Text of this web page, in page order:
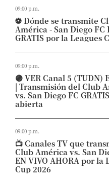
09:00 p.m.
⚽ Dónde se transmite
América - San Diego FC
GRATIS por la Leagues
09:00 p.m.
🟣 VER Canal 5 (TUDN)
| Transmisión del Club
vs. San Diego FC
abierta
09:00 p.m.
📺 Canales TV que
Club América vs. San
EN VIVO AHORA por la
Cup 2026